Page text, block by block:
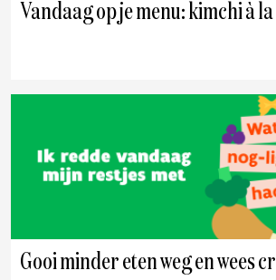
Vandaag op je menu: kimchi à
Gooi minder eten weg en wees